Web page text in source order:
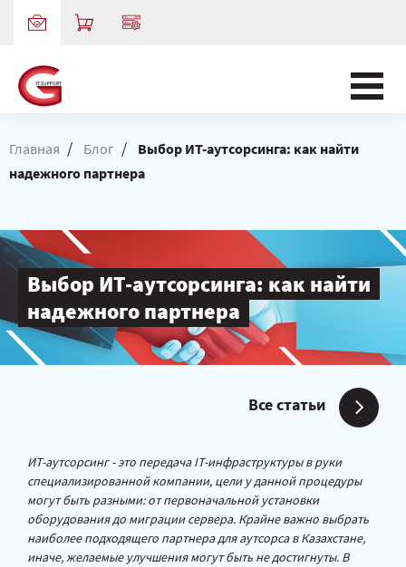
Главная / Блог /
Выбор ИТ-аутсорсинга: как найти
надежного партнера
Выбор ИТ-аутсорсинга: как найти
надежного партнера
Все статьи
ИТ-аутсорсинг - это передача IT-инфраструктуры в руки
специализированной компании, цели у данной процедуры
могут быть разными: от первоначальной установки
оборудования до миграции сервера. Крайне важно выбрать
наиболее подходящего партнера для аутсорса в Казахстане,
иначе, желаемые улучшения могут быть не достигнуты. В